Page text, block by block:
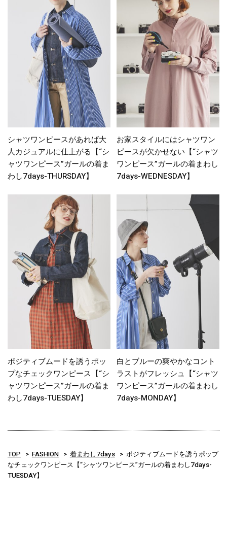
シャツワンピースがあれば大
人カジュアルに仕上がる【“シ
ャツワンピース”ガールの着ま
わし7days-THURSDAY】
お家スタイルにはシャツワン
ピースが欠かせない【“シャツ
ワンピース”ガールの着まわし
7days-WEDNESDAY】
ポジティブムードを誘うポッ
プなチェックワンピース【“シ
ャツワンピース”ガールの着ま
わし7days-TUESDAY】
白とブルーの爽やかなコント
ラストがフレッシュ【“シャツ
ワンピース”ガールの着まわし
7days-MONDAY】
TOP FASHION 着まわし7days
ポジティブムードを誘うポップ
なチェックワンピース【“シャツワンピース”ガールの着まわし7days-
TUESDAY】